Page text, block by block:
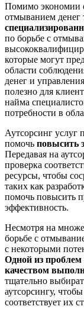
Помимо экономии
отмыванием денег
по борьбе с
которые могут
области
денег и
полезно для
найма
потребности в
Аутсорсинг услуг
помочь повысить
Передавая на
проверка
ресурсы, чтобы
таких как
помочь повысить
эффективность.
Несмотря на
борьбе с
с некоторыми
Одной из проблем
качеством
тщательно
аутсорсингу,
соответствует их